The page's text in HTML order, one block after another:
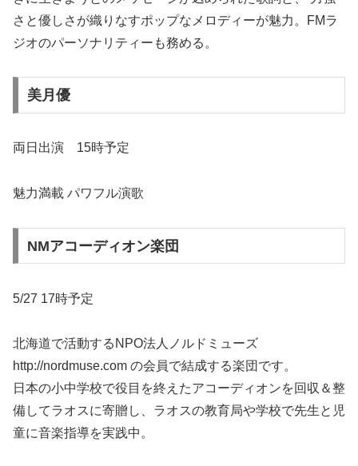
さと優しさが織りなすポップなメロディーが魅力。FMラ
ジオのパーソナリティーも務める。
美月優
両日出演 15時予定
魅力満載 パワフル演歌
NMアコーディオン楽団
5/27 17時予定
北海道で活動するNPO法人ノルドミューズ
http://nordmuse.com の会員で結成する楽団です。
日本の小中学校で役目を終えたアコーディオンを回収＆整
備してラオスに寄贈し、ラオスの教育局や学校で先生と児
童に音楽指導を実践中。